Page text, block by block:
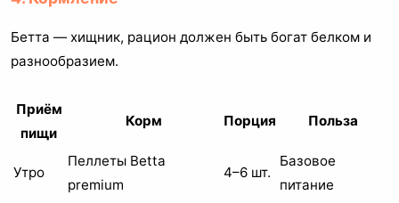
Бетта — хищник, рацион должен быть богат белком и
разнообразием.
Приём
пищи
Корм Порция Польза
Утро
Пеллеты Betta
premium
4–6 шт.
Базовое
питание